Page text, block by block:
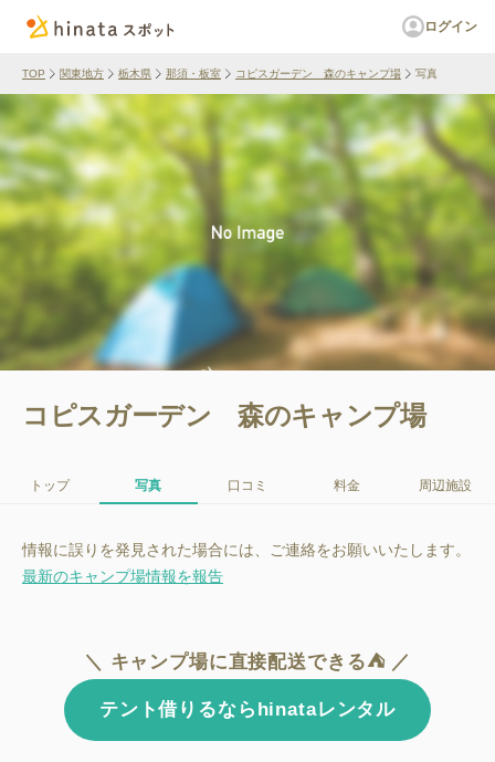
ログイン
TOP 関東地方 栃木県 那須・板室 コピスガーデン 森のキャンプ場 写真
コピスガーデン 森のキャンプ場
トップ 写真 口コミ 料金 周辺施設
情報に誤りを発見された場合には、ご連絡をお願いいたします。
最新のキャンプ場情報を報告
＼ キャンプ場に直接配送できる⛺ ／
テント借りるならhinataレンタル